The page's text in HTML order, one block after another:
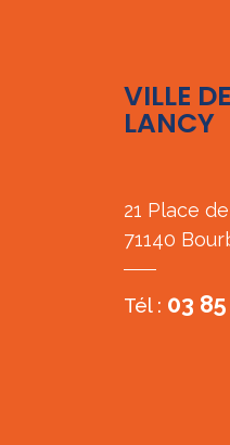
VILLE
LANCY
21 Place
71140
Tél : 03